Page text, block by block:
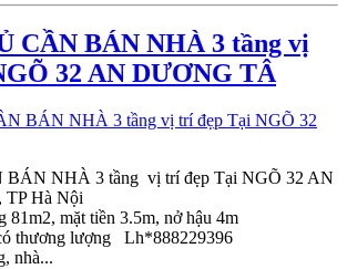
CẦN BÁN NHÀ 3 tầng vị
32 AN DƯƠNG TÂ
NHÀ 3 tầng vị trí đẹp Tại NGÕ 32 AN
Hà Nội
81m2, mặt tiền 3.5m, nở hậu 4m
thương lượng Lh*888229396
nhà...